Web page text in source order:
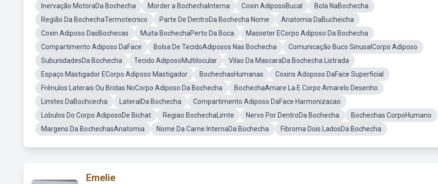
Inervação MotoraDa Bochecha
Morder a BochechaInterna Coxin AdiposoBucal
Bola NaBochecha
Região Da BochechaTermotecnico
Parte De DentroDa Bochecha Nome
Anatomia DaBucheicha
Coxin Adiposo DasBochecas
Muita BochechaPerto Da Boca
Masseter ECorpo Adiposo Da Bochecha
Compartimento Adiposo DaFace
Bolsa De TecidoAdiposos Nas Bochecha
Comunicação Buco SinusalCorpo Adiposo
SubunidadesDa Bochecha
Tecido AdiposoMultilocular
Vilao Da MascaraDa Bochecha Listrada
Espaço Mastigador ECorpo Adiposo Mastigador
BochechasHumanas
Coxins Adoposo DaFace Superficial
Frênulos Laterais Ou Bridas NoCorpo Adiposo Da Bochecha
BochechaAmare La E Corpo Amarelo Desenho
Limites DaBochcecha
LateralDa Bochecha
Compartimento Adiposo DaFace Harmonizacao
Lobulos Do Corpo AdiposoDe Bichat
Regiao BochechaLimte Nervo Por DentroDa Bochecha
Bochechas CorpoHumano
Margens Da BochechasAnatomia
Nome Da Carne InternaDa Bochecha Fibroma Dois LadosDa Bochecha
Emelie